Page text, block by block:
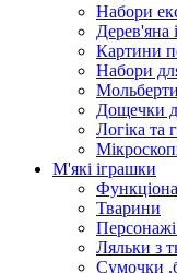
Набори
Дерев'яна
Картини
Набори
Дощечки
Логіка та
М'які іграшки
Тварини
Персонажі
Ляльки з
Сумочки